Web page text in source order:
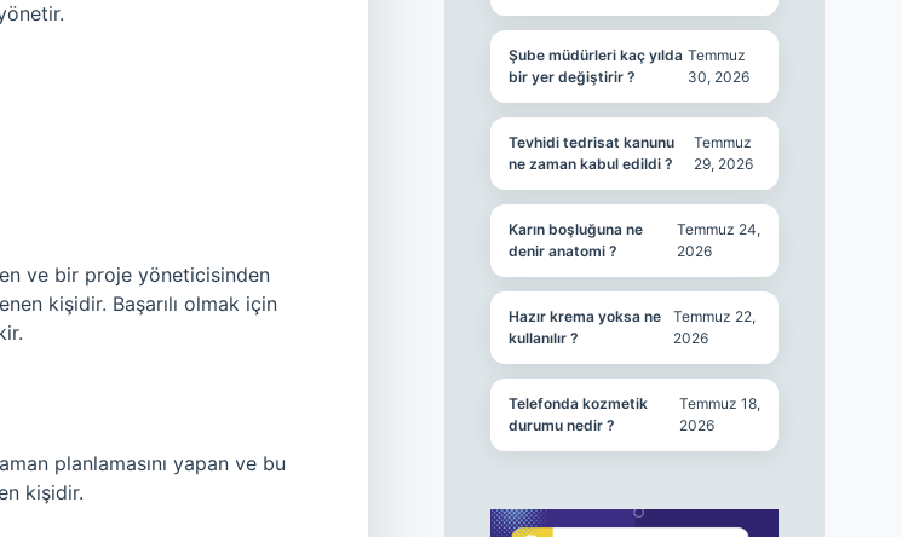
ve bir proje yöneticisinden
kişidir. Başarılı olmak için
planlamasını yapan ve bu
kişidir.
Şube müdürleri kaç yılda
bir yer değiştirir ?
Temmuz
30, 2026
Tevhidi tedrisat kanunu
ne zaman kabul edildi ?
Temmuz
29, 2026
Karın boşluğuna ne
denir anatomi ?
Temmuz 24,
2026
Hazır krema yoksa ne
kullanılır ?
Temmuz 22,
2026
Telefonda kozmetik
durumu nedir ?
Temmuz 18,
2026